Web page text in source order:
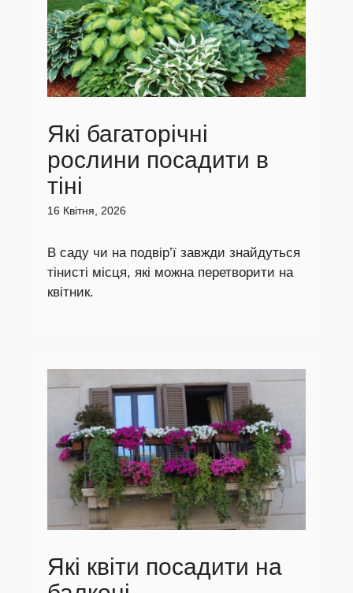
Які багаторічні
рослини посадити в
тіні
16 Квітня, 2026
В саду чи на подвір’ї завжди знайдуться
тінисті місця, які можна перетворити на
квітник.
Які квіти посадити на